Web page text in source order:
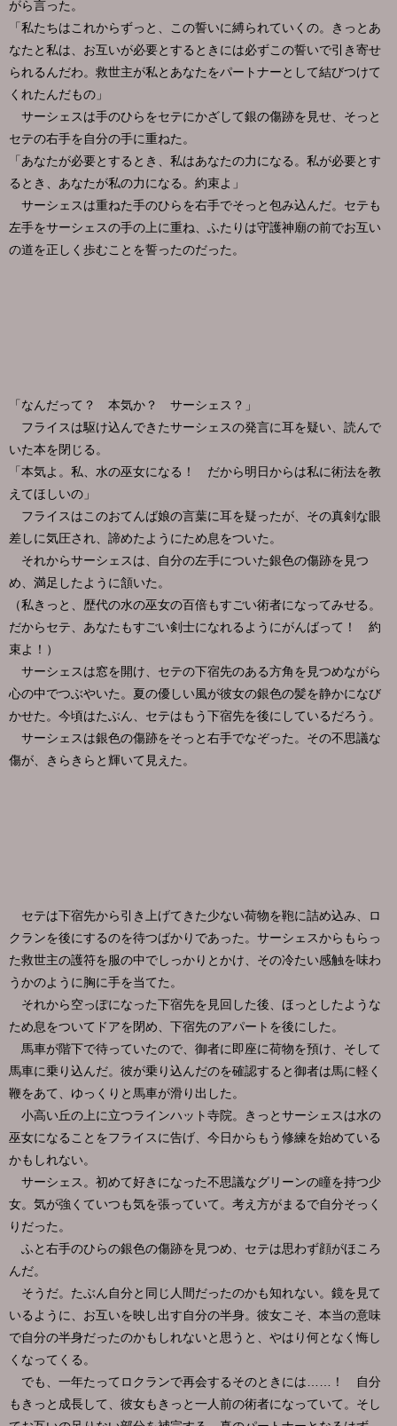
がら言った。
「私たちはこれからずっと、この誓いに縛られていくの。きっとあ
なたと私は、お互いが必要とするときには必ずこの誓いで引き寄せ
られるんだわ。救世主が私とあなたをパートナーとして結びつけて
くれたんだもの」
サーシェスは手のひらをセテにかざして銀の傷跡を見せ、そっと
セテの右手を自分の手に重ねた。
「あなたが必要とするとき、私はあなたの力になる。私が必要とす
るとき、あなたが私の力になる。約束よ」
サーシェスは重ねた手のひらを右手でそっと包み込んだ。セテも
左手をサーシェスの手の上に重ね、ふたりは守護神廟の前でお互い
の道を正しく歩むことを誓ったのだった。
「なんだって？ 本気か？ サーシェス？」
フライスは駆け込んできたサーシェスの発言に耳を疑い、読んで
いた本を閉じる。
「本気よ。私、水の巫女になる！ だから明日からは私に術法を教
えてほしいの」
フライスはこのおてんば娘の言葉に耳を疑ったが、その真剣な眼
差しに気圧され、諦めたようにため息をついた。
それからサーシェスは、自分の左手についた銀色の傷跡を見つ
め、満足したように頷いた。
（私きっと、歴代の水の巫女の百倍もすごい術者になってみせる。
だからセテ、あなたもすごい剣士になれるようにがんばって！ 約
束よ！）
サーシェスは窓を開け、セテの下宿先のある方角を見つめながら
心の中でつぶやいた。夏の優しい風が彼女の銀色の髪を静かになび
かせた。今頃はたぶん、セテはもう下宿先を後にしているだろう。
サーシェスは銀色の傷跡をそっと右手でなぞった。その不思議な
傷が、きらきらと輝いて見えた。
セテは下宿先から引き上げてきた少ない荷物を鞄に詰め込み、ロ
クランを後にするのを待つばかりであった。サーシェスからもらっ
た救世主の護符を服の中でしっかりとかけ、その冷たい感触を味わ
うかのように胸に手を当てた。
それから空っぽになった下宿先を見回した後、ほっとしたような
ため息をついてドアを閉め、下宿先のアパートを後にした。
馬車が階下で待っていたので、御者に即座に荷物を預け、そして
馬車に乗り込んだ。彼が乗り込んだのを確認すると御者は馬に軽く
鞭をあて、ゆっくりと馬車が滑り出した。
小高い丘の上に立つラインハット寺院。きっとサーシェスは水の
巫女になることをフライスに告げ、今日からもう修練を始めている
かもしれない。
サーシェス。初めて好きになった不思議なグリーンの瞳を持つ少
女。気が強くていつも気を張っていて。考え方がまるで自分そっく
りだった。
ふと右手のひらの銀色の傷跡を見つめ、セテは思わず顔がほころ
んだ。
そうだ。たぶん自分と同じ人間だったのかも知れない。鏡を見て
いるように、お互いを映し出す自分の半身。彼女こそ、本当の意味
で自分の半身だったのかもしれないと思うと、やはり何となく悔し
くなってくる。
でも、一年たってロクランで再会するそのときには……！ 自分
もきっと成長して、彼女もきっと一人前の術者になっていて。そし